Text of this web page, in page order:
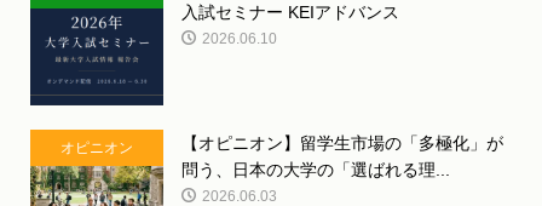
ント
入試セミナー KEIアドバンス
2026.06.10
オピニオン
【オピニオン】留学生市場の「多極化」が
問う、日本の大学の「選ばれる理...
2026.06.03